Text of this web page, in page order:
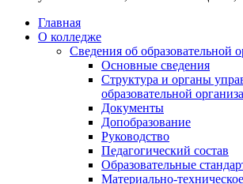
Главная
О колледже
Сведения об образовательной
Основные сведения
Структура и органы
образовательной
Документы
Допобразование
Руководство
Педагогический состав
Образовательные
Материально-